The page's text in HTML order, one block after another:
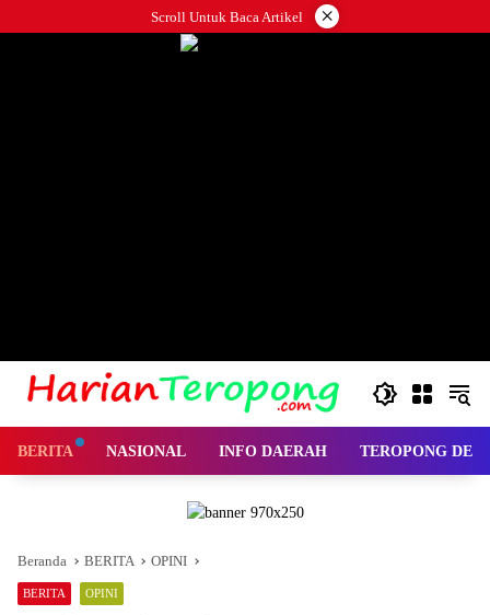
ke
Scroll Untuk Baca Artikel ×
BERITA NASIONAL INFO DAERAH TEROPONG
Beranda BERITA OPINI
BERITA OPINI